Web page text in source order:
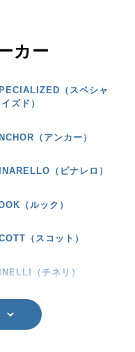
カー
（スペシャ
ズド）
（アンカー）
（ピナレロ）
（ルック）
（スコット）
（チネリ）